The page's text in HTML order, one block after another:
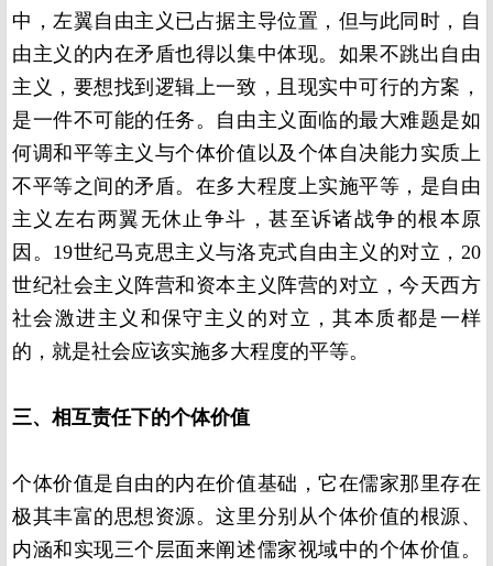
中，左翼自由主义已占据主导位置，但与此同时，自
由主义的内在矛盾也得以集中体现。如果不跳出自由
主义，要想找到逻辑上一致，且现实中可行的方案，
是一件不可能的任务。自由主义面临的最大难题是如
何调和平等主义与个体价值以及个体自决能力实质上
不平等之间的矛盾。在多大程度上实施平等，是自由
主义左右两翼无休止争斗，甚至诉诸战争的根本原
因。 19世纪马克思主义与洛克式自由主义的对立，20
世纪社会主义阵营和资本主义阵营的对立，今天西方
社会激进主义和保守主义的对立，其本质都是一样
的，就是社会应该实施多大程度的平等。
三、相互责任下的个体价值
个体价值是自由的内在价值基础，它在儒家那里存在
极其丰富的思想资源。这里分别从个体价值的根源、
内涵和实现三个层面来阐述儒家视域中的个体价值。